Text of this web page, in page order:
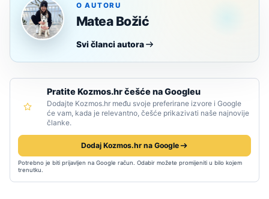
O AUTORU
Matea Božić
Svi članci autora
Pratite Kozmos.hr češće na Googleu
Dodajte Kozmos.hr među svoje preferirane izvore i Google
će vam, kada je relevantno, češće prikazivati naše najnovije
članke.
Dodaj Kozmos.hr na Google
Potrebno je biti prijavljen na Google račun. Odabir možete promijeniti u bilo kojem
trenutku.